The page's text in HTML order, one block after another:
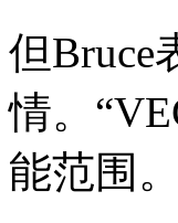
但Bruce
情。
能范围